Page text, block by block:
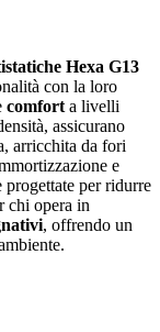
Hexa G13
con la loro
comfort a livelli
assicurano
arricchita da fori
e
progettate per ridurre
chi opera in
, offrendo un